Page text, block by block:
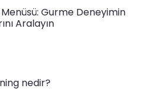
Menüsü: Gurme Deneyimin
Aralayın
nedir?